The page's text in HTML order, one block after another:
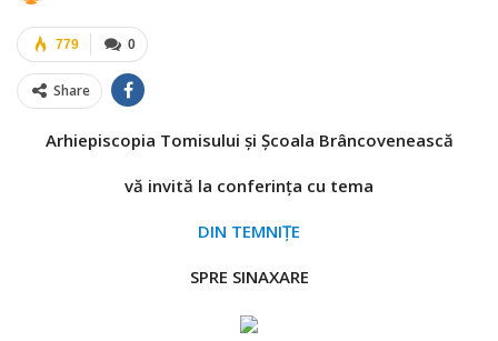
0
779
Share
Arhiepiscopia Tomisului și Școala Brâncovenească
vă invită la conferința cu tema
DIN TEMNIŢE
SPRE SINAXARE